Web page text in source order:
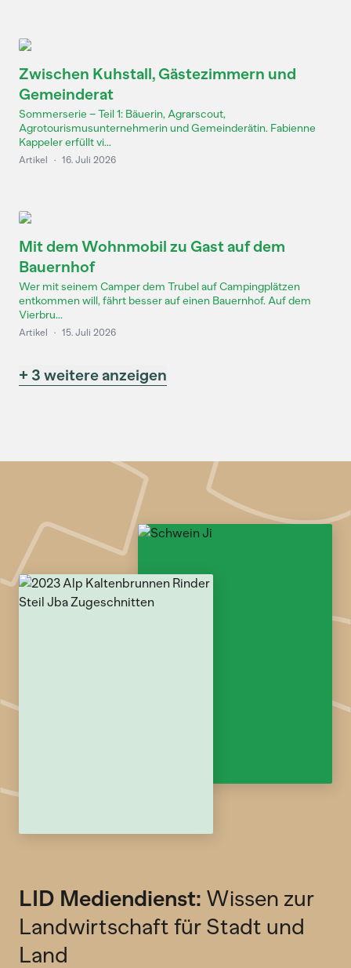
Zwischen Kuhstall, Gästezimmern und
Gemeinderat
Sommerserie – Teil 1: Bäuerin, Agrarscout,
Agrotourismusunternehmerin und Gemeinderätin. Fabienne
Kappeler erfüllt vi...
Artikel · 16. Juli 2026
Mit dem Wohnmobil zu Gast auf dem
Bauernhof
Wer mit seinem Camper dem Trubel auf Campingplätzen
entkommen will, fährt besser auf einen Bauernhof. Auf dem
Vierbru...
Artikel · 15. Juli 2026
+ 3 weitere anzeigen
LID Mediendienst: Wissen zur
Landwirtschaft für Stadt und
Land